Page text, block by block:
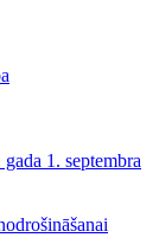
1. septembra